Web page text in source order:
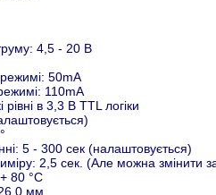
4,5 - 20 В
50mA
110mA
рівні в 3,3 В TTL логіки
5 - 300 сек (налаштовується)
2,5 сек. (Але можна змінити
80 °C
мм